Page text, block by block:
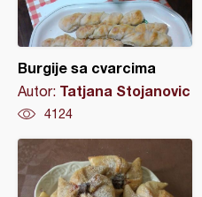
Burgije sa cvarcima
Autor: Tatjana Stojanovic
4124